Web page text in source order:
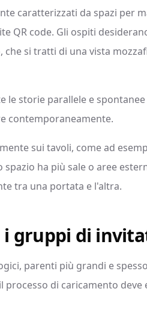
caratterizzati da spazi per
QR code. Gli ospiti
si tratti di una vista
storie parallele e
contemporaneamente.
sui tavoli, come ad
ha più sale o aree
tra una portata e l'altra.
i gruppi di
parenti più grandi e
di caricamento deve